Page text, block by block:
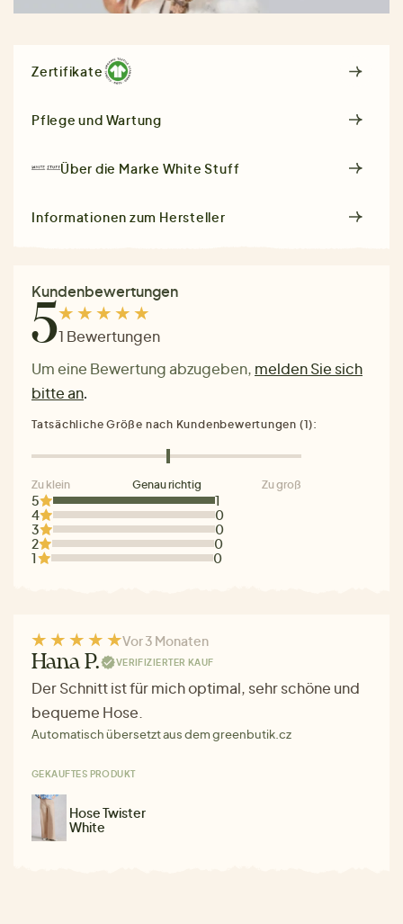
Zertifikate
Pflege und Wartung
Über die Marke White Stuff
Informationen zum Hersteller
Kundenbewertungen
51 Bewertungen
Um eine Bewertung abzugeben, melden Sie sich
bitte an.
5
1
4
0
3
0
2
0
1
0
Tatsächliche Größe nach Kundenbewertungen (1):
Zu klein Genau richtig Zu groß
Vor 3 Monaten
Hana P. VERIFIZIERTER KAUF
Der Schnitt ist für mich optimal, sehr schöne und
bequeme Hose.
Automatisch übersetzt aus dem greenbutik.cz
GEKAUFTES PRODUKT
Hose Twister
White